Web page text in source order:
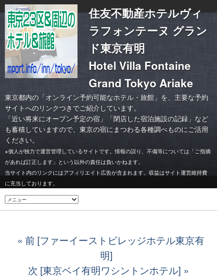
住友不動産ホテルヴィ
ラフォンテーヌ グラン
ド東京有明
Hotel Villa Fontaine
Grand Tokyo Ariake
東京都内の「オンライン予約可能なホテル・旅館」を、主要な予約
サイトへのリンクつきでご紹介しています。
「近い将来にオープン予定の宿 」「閉店した宿泊施設の記録 」など
も蓄積していますので、東京の宿にまつわる各種調べものにご活用
ください。
※個人が独力で運営管理しているサイトです。情報の誤り、不備等については「ご指摘
があれば訂正します」という以外の責任は負いかねます。
当サイト内のリンクにはアフィリエイト広告が含まれます。収益はサイト運営維持費
に充当しております。
前 [ファーイーストビレッジホテル東京有
明]
次 [東京ベイ有明ワシントンホテル]